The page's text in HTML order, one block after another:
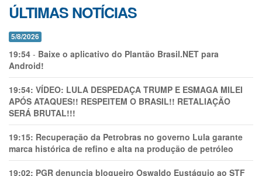
ÚLTIMAS NOTÍCIAS
5/8/2026
19:54 - Baixe o aplicativo do Plantão Brasil.NET para
Android!
19:54: VÍDEO: LULA DESPEDAÇA TRUMP E ESMAGA MILEI
APÓS ATAQUES!! RESPEITEM O BRASIL!! RETALIAÇÃO
SERÁ BRUTAL!!!
19:15: Recuperação da Petrobras no governo Lula garante
marca histórica de refino e alta na produção de petróleo
19:02: PGR denuncia blogueiro Oswaldo Eustáquio ao STF